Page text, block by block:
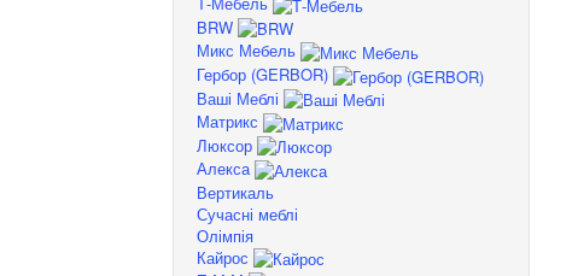
BRW
Микс Мебель
Гербор (GERBOR)
Ваші Меблі
Матрикс
Люксор
Алекса
Вертикаль
Сучасні меблі
Олімпія
Кайрос